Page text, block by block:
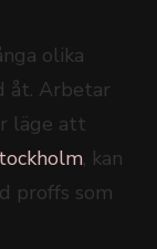
olika
åt. Arbetar
läge att
, kan
proffs som